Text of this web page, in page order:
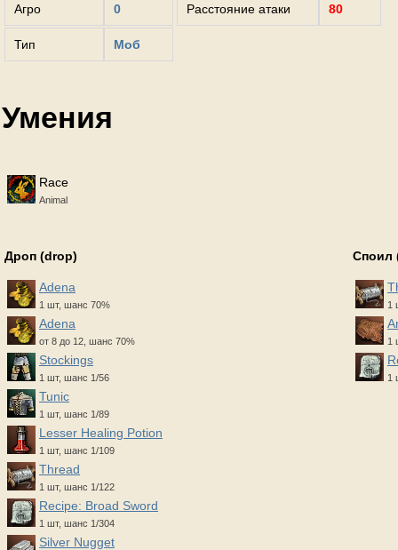
Агро 0
Тип Моб
Расстояние атаки 80
Умения
Race
Animal
Дроп (drop)
Adena
1 шт, шанс 70%
Adena
от 8 до 12, шанс 70%
Stockings
1 шт, шанс 1/56
Tunic
1 шт, шанс 1/89
Lesser Healing Potion
1 шт, шанс 1/109
Thread
1 шт, шанс 1/122
Recipe: Broad Sword
1 шт, шанс 1/304
Silver Nugget
Споил
1
1
1